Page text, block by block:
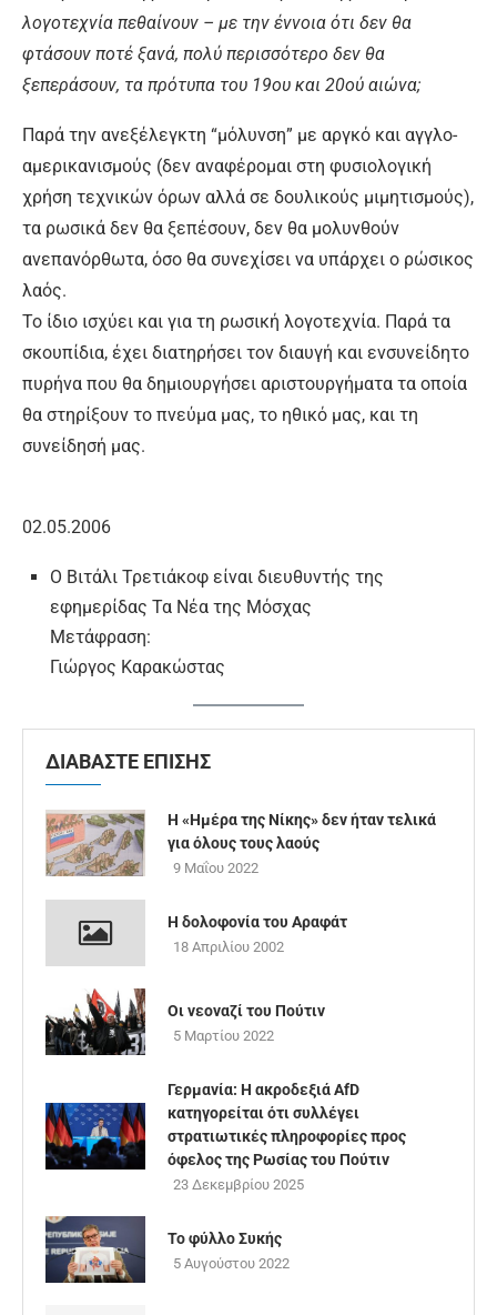
λογοτεχνία πεθαίνουν – με την έννοια ότι δεν θα
φτάσουν ποτέ ξανά, πολύ περισσότερο δεν θα
ξεπεράσουν, τα πρότυπα του 19ου και 20ού αιώνα;
Παρά την ανεξέλεγκτη “μόλυνση” με αργκό και αγγλο-
αμερικανισμούς (δεν αναφέρομαι στη φυσιολογική
χρήση τεχνικών όρων αλλά σε δουλικούς μιμητισμούς),
τα ρωσικά δεν θα ξεπέσουν, δεν θα μολυνθούν
ανεπανόρθωτα, όσο θα συνεχίσει να υπάρχει ο ρώσικος
λαός.
Το ίδιο ισχύει και για τη ρωσική λογοτεχνία. Παρά τα
σκουπίδια, έχει διατηρήσει τον διαυγή και ενσυνείδητο
πυρήνα που θα δημιουργήσει αριστουργήματα τα οποία
θα στηρίξουν το πνεύμα μας, το ηθικό μας, και τη
συνείδησή μας.
02.05.2006
Ο Βιτάλι Τρετιάκοφ είναι διευθυντής της
εφημερίδας Τα Νέα της Μόσχας
Μετάφραση:
Γιώργος Καρακώστας
ΔΙΑΒΑΣΤΕ ΕΠΙΣΗΣ
Η «Ημέρα της Νίκης» δεν ήταν τελικά
για όλους τους λαούς
9 Μαΐου 2022
Η δολοφονία του Αραφάτ
18 Απριλίου 2002
Οι νεοναζί του Πούτιν
5 Μαρτίου 2022
Γερμανία: Η ακροδεξιά AfD
κατηγορείται ότι συλλέγει
στρατιωτικές πληροφορίες προς
όφελος της Ρωσίας του Πούτιν
23 Δεκεμβρίου 2025
Το φύλλο Συκής
5 Αυγούστου 2022